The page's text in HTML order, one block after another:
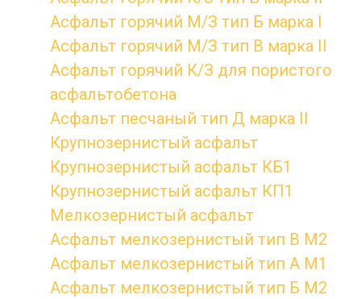
Асфальт горячий М/З тип Б марка I
Асфальт горячий М/З тип В марка II
Асфальт горячий К/З для пористого
асфальтобетона
Асфальт песчаный тип Д марка II
Крупнозернистый асфальт
Крупнозернистый асфальт КБ1
Крупнозернистый асфальт КП1
Мелкозернистый асфальт
Асфальт мелкозернистый тип B М2
Асфальт мелкозернистый тип А М1
Асфальт мелкозернистый тип Б М2